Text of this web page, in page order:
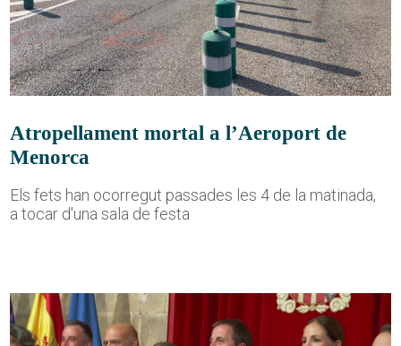
Atropellament mortal a l’Aeroport de
Menorca
Els fets han ocorregut passades les 4 de la matinada,
a tocar d'una sala de festa